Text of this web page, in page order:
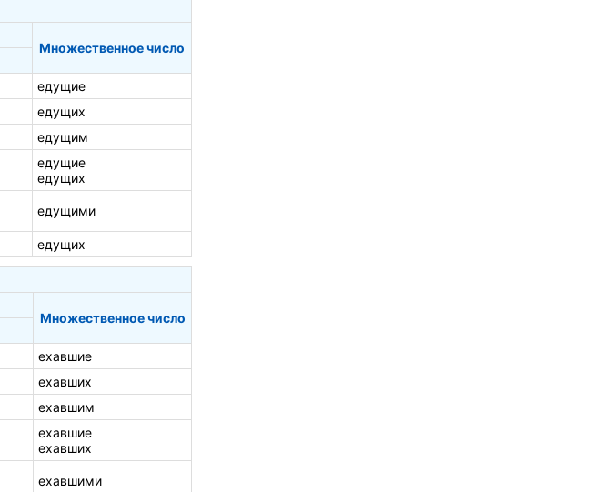
Множественное число
едущие
едущих
едущим
едущие
едущих
едущими
едущих
Множественное число
ехавшие
ехавших
ехавшим
ехавшие
ехавших
ехавшими